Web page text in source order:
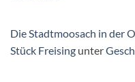
Die Stadtmoosach in der
Stück Freising unter